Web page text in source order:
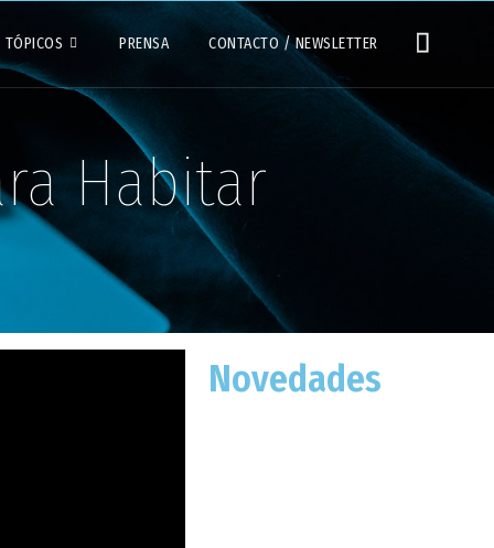
TÓPICOS PRENSA CONTACTO / NEWSLETTER
Habitar
Novedades